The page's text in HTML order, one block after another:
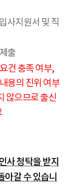
사지원서 및 직
출
건 충족 여부,
용의 진위 여부
않으므로 출신
사 청탁을 받지
아갈 수 있습니